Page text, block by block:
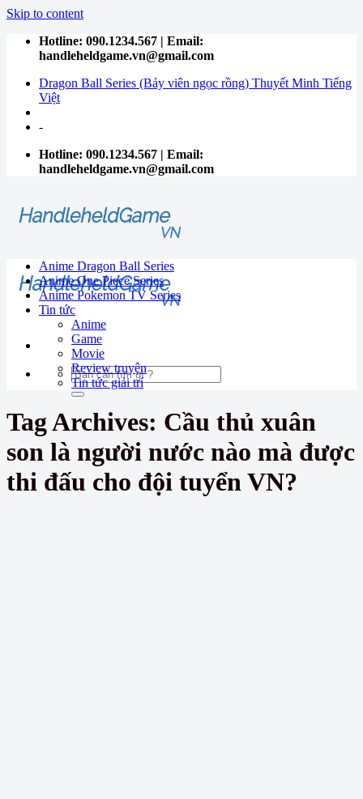
Skip to content
Hotline: 090.1234.567 | Email:
handleheldgame.vn@gmail.com
Dragon Ball Series (Bảy viên ngọc rồng) Thuyết Minh Tiếng
Việt
-
Hotline: 090.1234.567 | Email:
handleheldgame.vn@gmail.com
Anime Dragon Ball Series
Anime One Piece Series
Anime Pokemon TV Series
Tin tức
Anime
Game
Movie
Review truyện
Tin tức giải trí
Tag Archives: Cầu thủ xuân
son là người nước nào mà được
thi đấu cho đội tuyển VN?